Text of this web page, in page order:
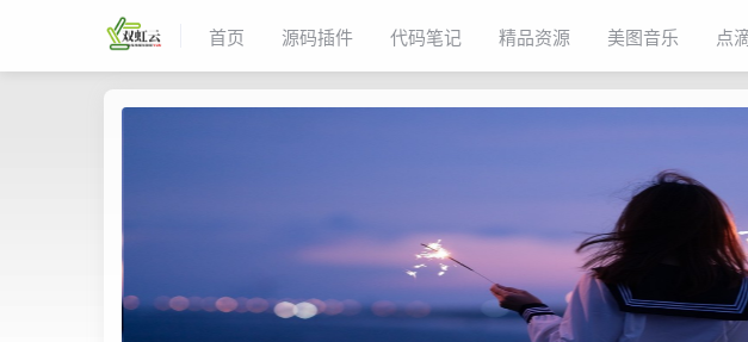
首页 源码插件 代码笔记 精品资源 美图音乐 点